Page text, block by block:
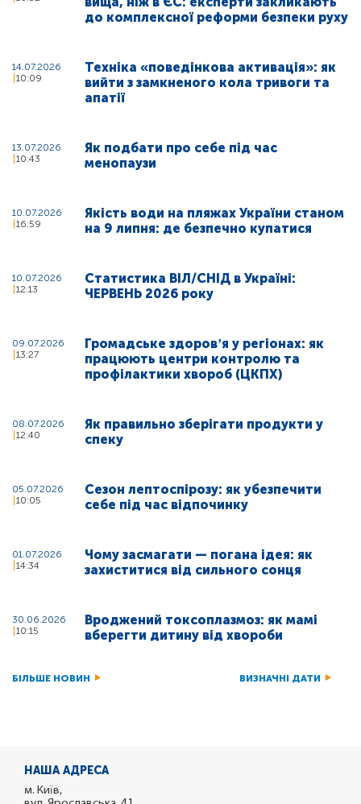
до комплексної реформи безпеки руху
14.07.2026
10:09
Техніка «поведінкова активація»: як
вийти з замкненого кола тривоги та
апатії
13.07.2026
10:43
Як подбати про себе під час
менопаузи
10.07.2026
16:59
Якість води на пляжах України станом
на 9 липня: де безпечно купатися
10.07.2026
12:13
Статистика ВІЛ/СНІД в Україні:
ЧЕРВЕНЬ 2026 року
09.07.2026
13:27
Громадське здоровʼя у регіонах: як
працюють центри контролю та
профілактики хвороб (ЦКПХ)
08.07.2026
12:40
Як правильно зберігати продукти у
спеку
05.07.2026
10:05
Сезон лептоспірозу: як убезпечити
себе під час відпочинку
01.07.2026
14:34
Чому засмагати — погана ідея: як
захиститися від сильного сонця
30.06.2026
10:15
Вроджений токсоплазмоз: як мамі
вберегти дитину від хвороби
БІЛЬШЕ НОВИН ВИЗНАЧНІ ДАТИ
НАША АДРЕСА
м. Київ,